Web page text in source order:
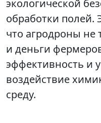
экологической
обработки полей.
что агродроны не
и деньги
эффективность и
воздействие
среду.